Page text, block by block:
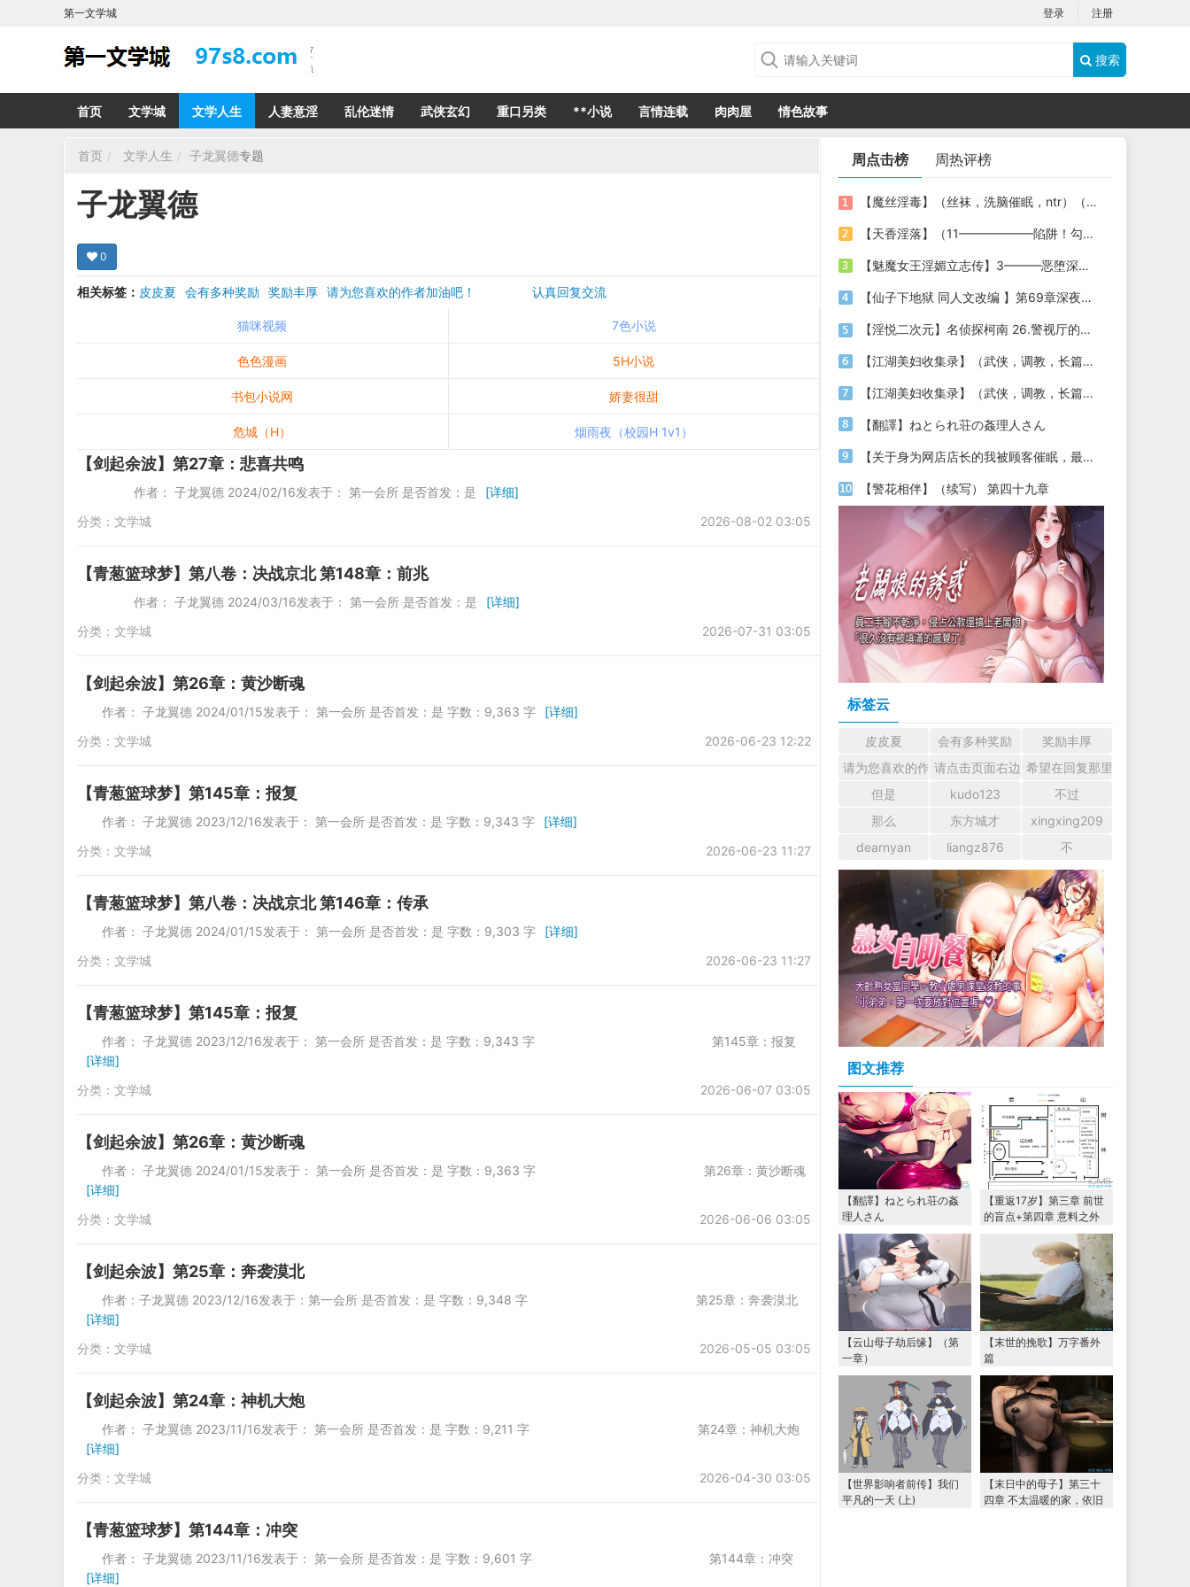
第一文学城 登录 注册
搜索
首页 文学城 文学人生 人妻意淫 乱伦迷情 武侠玄幻 重口另类 **小说 言情连载 肉肉屋 情色故事
首页 文学人生 子龙翼德专题
子龙翼德
0
相关标签： 皮皮夏 会有多种奖励 奖励丰厚 请为您喜欢的作者加油吧！ 认真回复交流
猫咪视频
7色小说
色色漫画 5H小说
书包小说网 娇妻很甜
危城（H） 烟雨夜（校园H 1v1）
【剑起余波】第27章：悲喜共鸣
作者： 子龙翼德 2024/02/16发表于： 第一会所 是否首发：是
[详细]
2026-08-02 03:05
分类： 文学城
【青葱篮球梦】第八卷：决战京北 第148章：前兆
作者： 子龙翼德 2024/03/16发表于： 第一会所 是否首发：是
[详细]
2026-07-31 03:05
分类： 文学城
【剑起余波】第26章：黄沙断魂
作者： 子龙翼德 2024/01/15发表于： 第一会所 是否首发：是 字数：9,363 字
[详细]
2026-06-23 12:22
分类： 文学城
【青葱篮球梦】第145章：报复
作者： 子龙翼德 2023/12/16发表于： 第一会所 是否首发：是 字数：9,343 字
[详细]
2026-06-23 11:27
分类： 文学城
【青葱篮球梦】第八卷：决战京北 第146章：传承
作者： 子龙翼德 2024/01/15发表于： 第一会所 是否首发：是 字数：9,303 字
[详细]
2026-06-23 11:27
分类： 文学城
【青葱篮球梦】第145章：报复
作者： 子龙翼德 2023/12/16发表于： 第一会所 是否首发：是 字数：9,343 字 第145章：报复
[详细]
2026-06-07 03:05
分类： 文学城
【剑起余波】第26章：黄沙断魂
作者： 子龙翼德 2024/01/15发表于： 第一会所 是否首发：是 字数：9,363 字 第26章：黄沙断魂
[详细]
2026-06-06 03:05
分类： 文学城
【剑起余波】第25章：奔袭漠北
作者：子龙翼德 2023/12/16发表于：第一会所 是否首发：是 字数：9,348 字 第25章：奔袭漠北
[详细]
2026-05-05 03:05
分类： 文学城
【剑起余波】第24章：神机大炮
作者： 子龙翼德 2023/11/16发表于： 第一会所 是否首发：是 字数：9,211 字 第24章：神机大炮
[详细]
2026-04-30 03:05
分类： 文学城
【青葱篮球梦】第144章：冲突
作者： 子龙翼德 2023/11/16发表于： 第一会所 是否首发：是 字数：9,601 字 第144章：冲突
[详细]
周点击榜 周热评榜
【魔丝淫毒】（丝袜，洗脑催眠，ntr）（24）（我不想）
【天香淫落】（11——————陷阱！勾结的警局调教（下））
【魅魔女王淫媚立志传】3———恶堕深渊的开端
【仙子下地狱 同人文改编 】第69章深夜窥淫戏 交心与交性(二)(纯爱+各种情趣玩法)
【淫悦二次元】名侦探柯南 26.警视厅的隐藏淫娃
【江湖美妇收集录】（武侠，调教，长篇）（6）（师娘篇）
【江湖美妇收集录】（武侠，调教，长篇）（13）（下山历练篇）
【翻譯】ねとられ荘の姦理人さん
【关于身为网店店长的我被顾客催眠，最终堕落为丝袜发情母狗这件事】（18～20）
【警花相伴】（续写） 第四十九章
标签云
皮皮夏 会有多种奖励
奖励丰厚
请为您喜欢的作者加油吧！ 认真回复交流
请点击页面右边的小手图标支持楼主。
希望在回复那里留下您的
但是
kudo123
不过
那么
东方城才
xingxing209
dearnyan
liangz876 不
图文推荐
【翻譯】ねとられ荘の姦
理人さん
【重返17岁】第三章 前世
的盲点+第四章 意料之外
的相认+番外篇（本文为女
主第一视角，两万字更
【云山母子劫后缘】（第
一章）
【末世的挽歌】万字番外
篇
【世界影响者前传】我们
平凡的一天 (上)
【末日中的母子】第三十
四章 不太温暖的家，依旧